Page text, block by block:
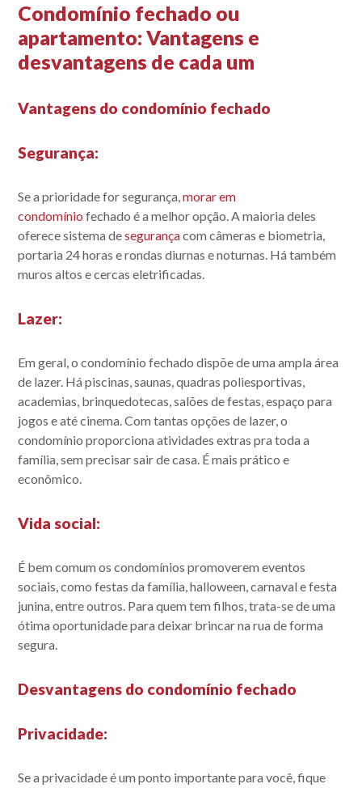
Acompanhe nossas
Condomínio fechado ou
apartamento: Vantagens e
desvantagens de cada um
Vantagens do condomínio fechado
Segurança:
Se a prioridade for segurança,morar em
condomínio fechado é a melhor opção. A maioria deles
oferece sistema desegurançacom câmeras e biometria,
portaria 24 horas e rondas diurnas e noturnas. Há também
muros altos e cercas eletrificadas.
Lazer:
Em geral, o condomínio fechado dispõe de uma ampla área
de lazer. Há piscinas, saunas, quadras poliesportivas,
academias, brinquedotecas, salões de festas, espaço para
jogos e até cinema. Com tantas opções de lazer, o
condomínio proporciona atividades extras pra toda a
família, sem precisar sair de casa. É mais prático e
econômico.
Vida social:
É bem comum os condomínios promoverem eventos
sociais, como festas da família, halloween, carnaval e festa
junina, entre outros. Para quem tem filhos, trata-se de uma
ótima oportunidade para deixar brincar na rua de forma
segura.
Desvantagens do condomínio fechado
Privacidade:
Se a privacidade é um ponto importante para você, fique